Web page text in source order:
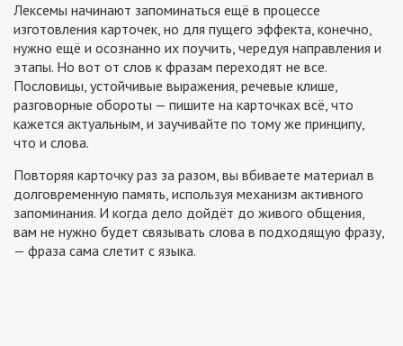
Лексемы начинают запоминаться ещё в процессе
изготовления карточек, но для пущего эффекта, конечно,
нужно ещё и осознанно их поучить, чередуя направления и
этапы. Но вот от слов к фразам переходят не все.
Пословицы, устойчивые выражения, речевые клише,
разговорные обороты — пишите на карточках всё, что
кажется актуальным, и заучивайте по тому же принципу,
что и слова.
Повторяя карточку раз за разом, вы вбиваете материал в
долговременную память, используя механизм активного
запоминания. И когда дело дойдёт до живого общения,
вам не нужно будет связывать слова в подходящую фразу,
— фраза сама слетит с языка.